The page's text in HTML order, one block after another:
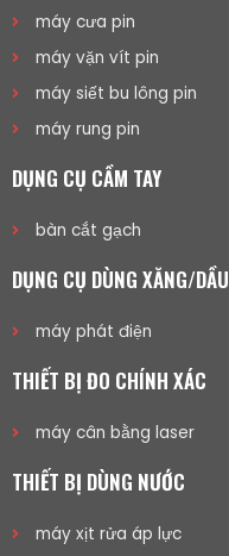
máy cưa pin
máy vặn vít pin
máy siết bu lông pin
máy rung pin
DỤNG CỤ CẦM TAY
bàn cắt gạch
DỤNG CỤ DÙNG XĂNG/DẦU
máy phát điện
THIẾT BỊ ĐO CHÍNH XÁC
máy cân bằng laser
THIẾT BỊ DÙNG NƯỚC
máy xịt rửa áp lực